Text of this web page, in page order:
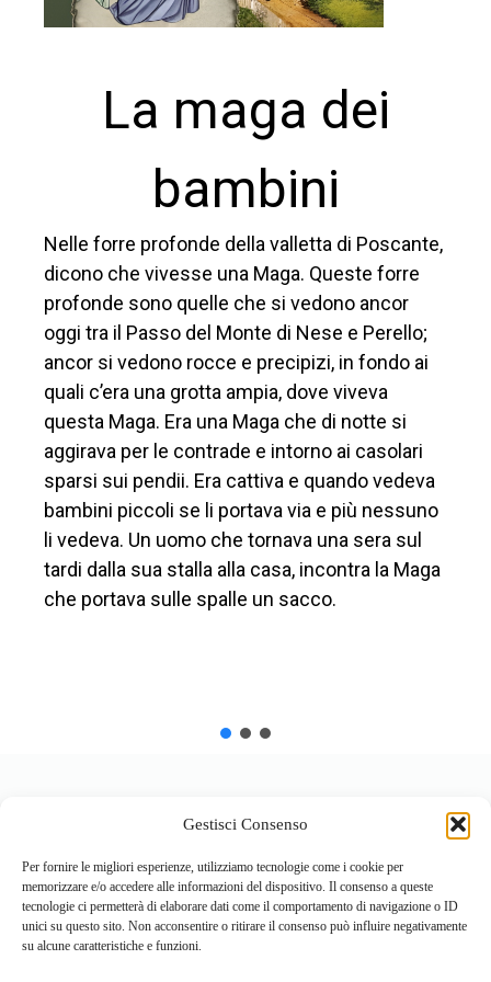
Gestisci Consenso
Per fornire le migliori esperienze, utilizziamo tecnologie come i cookie per
memorizzare e/o accedere alle informazioni del dispositivo. Il consenso a queste
tecnologie ci permetterà di elaborare dati come il comportamento di navigazione o ID
unici su questo sito. Non acconsentire o ritirare il consenso può influire negativamente
su alcune caratteristiche e funzioni.
La maga dei
bambini
Nelle forre profonde della valletta di Poscante,
dicono che vivesse una Maga. Queste forre
profonde sono quelle che si vedono ancor
oggi tra il Passo del Monte di Nese e Perello;
ancor si vedono rocce e precipizi, in fondo ai
quali c’era una grotta ampia, dove viveva
questa Maga. Era una Maga che di notte si
aggirava per le contrade e intorno ai casolari
sparsi sui pendii. Era cattiva e quando vedeva
bambini piccoli se li portava via e più nessuno
li vedeva. Un uomo che tornava una sera sul
tardi dalla sua stalla alla casa, incontra la Maga
che portava sulle spalle un sacco.